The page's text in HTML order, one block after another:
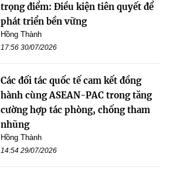
trọng điểm: Điều kiện tiên quyết để
phát triển bền vững
Hồng Thành
17:56 30/07/2026
Các đối tác quốc tế cam kết đồng
hành cùng ASEAN-PAC trong tăng
cường hợp tác phòng, chống tham
nhũng
Hồng Thành
14:54 29/07/2026